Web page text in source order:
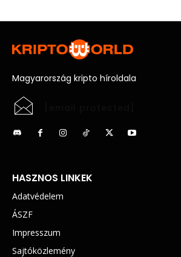
Magyarország kripto híroldala
HASZNOS LINKEK
Adatvédelem
ÁSZF
Impresszum
Sajtóközlemény